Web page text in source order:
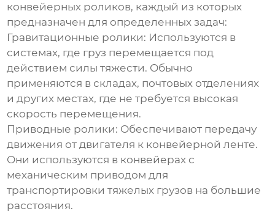
конвейерных роликов, каждый из которых
предназначен для определенных задач:
Гравитационные ролики: Используются в
системах, где груз перемещается под
действием силы тяжести. Обычно
применяются в складах, почтовых отделениях
и других местах, где не требуется высокая
скорость перемещения.
Приводные ролики: Обеспечивают передачу
движения от двигателя к конвейерной ленте.
Они используются в конвейерах с
механическим приводом для
транспортировки тяжелых грузов на большие
расстояния.